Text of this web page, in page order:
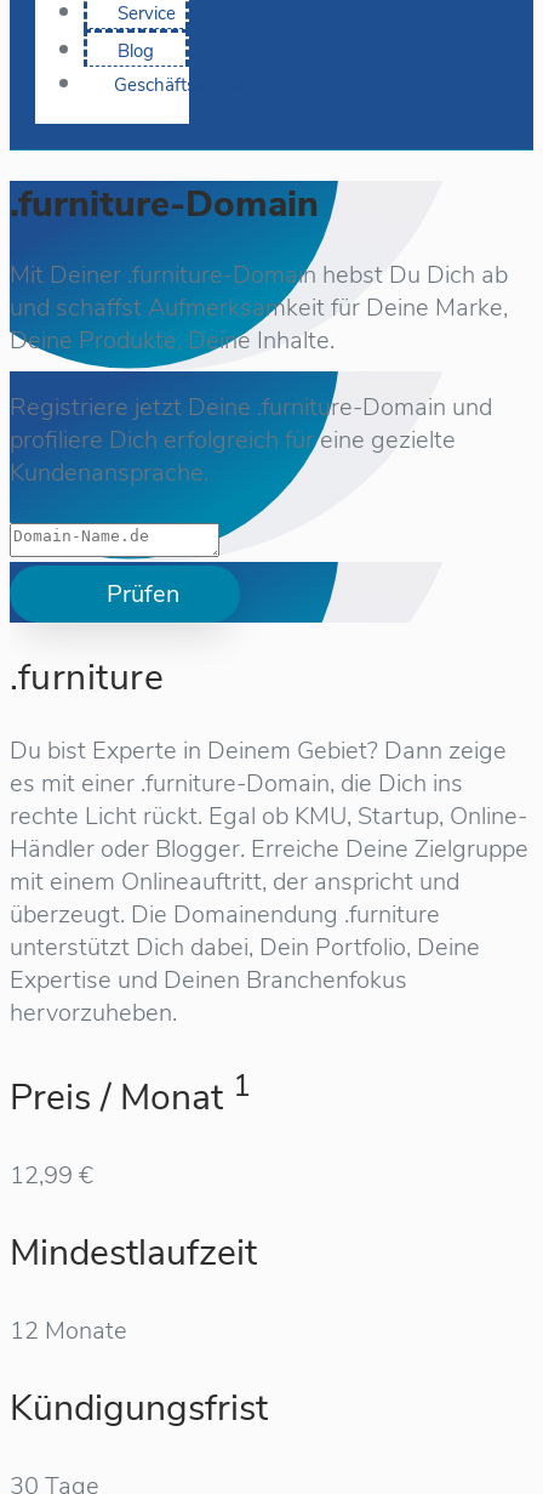
Service
Blog
Geschäftskunden
.furniture-Domain
Mit Deiner .furniture-Domain hebst Du Dich ab
und schaffst Aufmerksamkeit für Deine Marke,
Deine Produkte, Deine Inhalte.
Registriere jetzt Deine .furniture-Domain und
profiliere Dich erfolgreich für eine gezielte
Kundenansprache.
Prüfen
.furniture
Du bist Experte in Deinem Gebiet? Dann zeige
es mit einer .furniture-Domain, die Dich ins
rechte Licht rückt. Egal ob KMU, Startup, Online-
Händler oder Blogger. Erreiche Deine Zielgruppe
mit einem Onlineauftritt, der anspricht und
überzeugt. Die Domainendung .furniture
unterstützt Dich dabei, Dein Portfolio, Deine
Expertise und Deinen Branchenfokus
hervorzuheben.
Preis / Monat 1
12,99 €
Mindestlaufzeit
12 Monate
Kündigungsfrist
30 Tage